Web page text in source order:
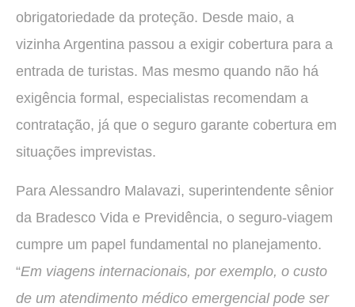
obrigatoriedade da proteção. Desde maio, a
vizinha Argentina passou a exigir cobertura para a
entrada de turistas. Mas mesmo quando não há
exigência formal, especialistas recomendam a
contratação, já que o seguro garante cobertura em
situações imprevistas.
Para Alessandro Malavazi, superintendente sênior
da Bradesco Vida e Previdência, o seguro-viagem
cumpre um papel fundamental no planejamento.
“Em viagens internacionais, por exemplo, o custo
de um atendimento médico emergencial pode ser